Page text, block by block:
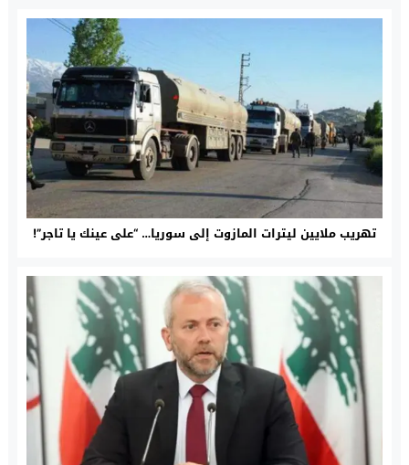
تهريب ملايين ليترات المازوت إلى سوريا… “على عينك يا تاجر”!